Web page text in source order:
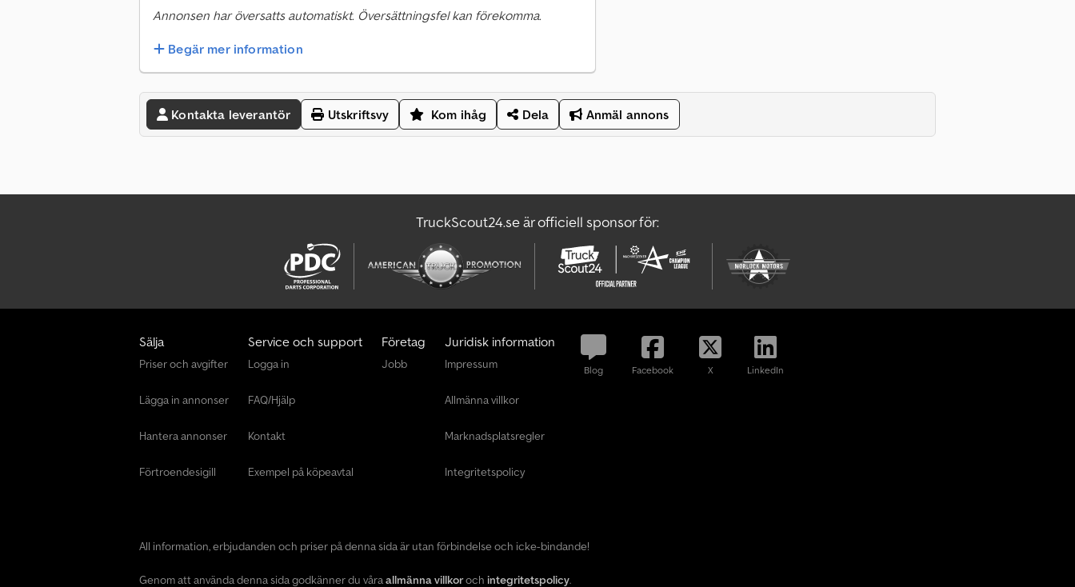
Annonsen har översatts automatiskt. Översättningsfel kan förekomma.
Begär mer information
Kontakta leverantör Utskriftsvy Kom ihåg Dela Anmäl annons
TruckScout24.se är officiell sponsor för:
Sälja
Priser och avgifter
Lägga in annonser
Hantera annonser
Förtroendesigill
Service och support
Logga in
FAQ/Hjälp
Kontakt
Exempel på köpeavtal
Företag
Jobb
Juridisk information
Impressum
Allmänna villkor
Marknadsplatsregler
Integritetspolicy
Blog Facebook X LinkedIn
All information, erbjudanden och priser på denna sida är utan förbindelse och icke-bindande!
Genom att använda denna sida godkänner du våraallmänna villkoroch integritetspolicy.